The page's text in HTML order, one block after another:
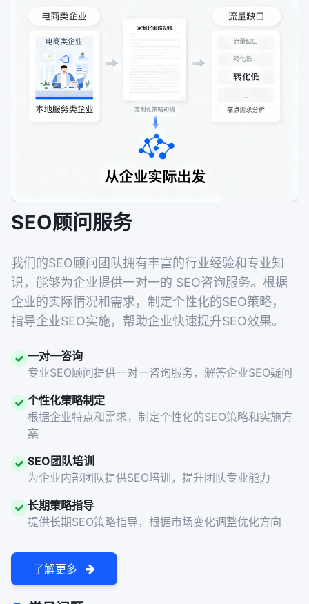
SEO顾问服务
我们的SEO顾问团队拥有丰富的行业经验和专业知
识，能够为企业提供一对一的 SEO咨询服务。根据
企业的实际情况和需求，制定个性化的SEO策略，
指导企业SEO实施，帮助企业快速提升SEO效果。
一对一咨询
专业SEO顾问提供一对一咨询服务，解答企业SEO疑问
个性化策略制定
根据企业特点和需求，制定个性化的SEO策略和实施方
案
SEO团队培训
为企业内部团队提供SEO培训，提升团队专业能力
长期策略指导
提供长期SEO策略指导，根据市场变化调整优化方向
了解更多